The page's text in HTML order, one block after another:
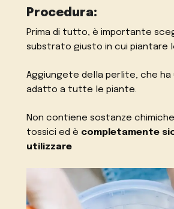
Procedura:
Prima di tutto, è importante
substrato giusto in cui piantare
Aggiungete della perlite, che ha
adatto a tutte le piante.
Non contiene sostanze
tossici ed è completamente
utilizzare